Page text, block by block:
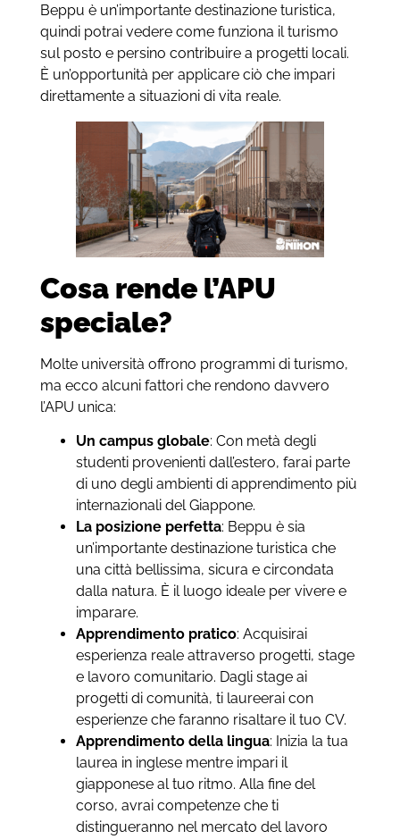
Beppu è un’importante destinazione turistica,
quindi potrai vedere come funziona il turismo
sul posto e persino contribuire a progetti locali.
È un’opportunità per applicare ciò che impari
direttamente a situazioni di vita reale.
Cosa rende l’APU
speciale?
Molte università offrono programmi di turismo,
ma ecco alcuni fattori che rendono davvero
l’APU unica:
Un campus globale: Con metà degli
studenti provenienti dall’estero, farai parte
di uno degli ambienti di apprendimento più
internazionali del Giappone.
La posizione perfetta: Beppu è sia
un’importante destinazione turistica che
una città bellissima, sicura e circondata
dalla natura. È il luogo ideale per vivere e
imparare.
Apprendimento pratico: Acquisirai
esperienza reale attraverso progetti, stage
e lavoro comunitario. Dagli stage ai
progetti di comunità, ti laureerai con
esperienze che faranno risaltare il tuo CV.
Apprendimento della lingua: Inizia la tua
laurea in inglese mentre impari il
giapponese al tuo ritmo. Alla fine del
corso, avrai competenze che ti
distingueranno nel mercato del lavoro